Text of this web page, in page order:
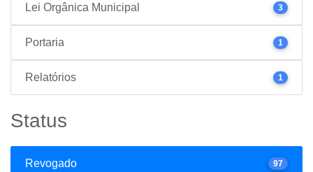
Lei Orgânica Municipal 3
Portaria 1
Relatórios 1
Status
Revogado 97